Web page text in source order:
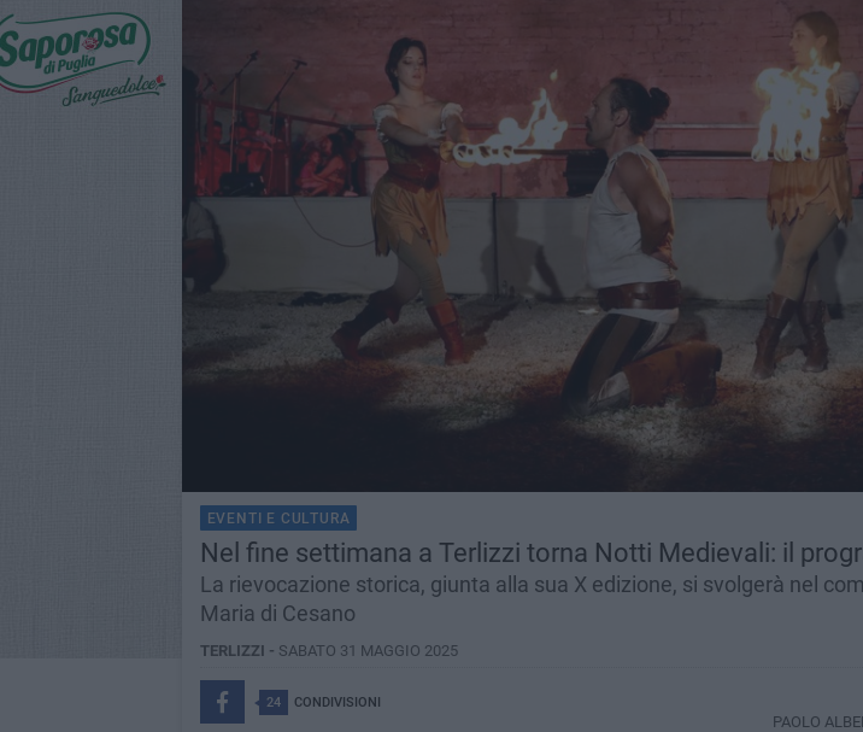
EVENTI E CULTURA
Nel fine settimana a Terlizzi torna Notti Medievali: il
La rievocazione storica, giunta alla sua X edizione, si svolgerà nel
Maria di Cesano
TERLIZZI - SABATO 31 MAGGIO 2025
24 CONDIVISIONI
PAOLO